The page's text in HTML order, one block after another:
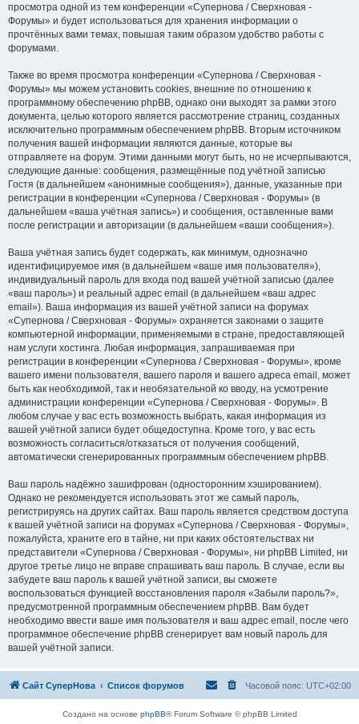
просмотра одной из тем конференции «Супернова / Сверхновая -
Форумы» и будет использоваться для хранения информации о
прочтённых вами темах, повышая таким образом удобство работы с
форумами.
Также во время просмотра конференции «Супернова / Сверхновая -
Форумы» мы можем установить cookies, внешние по отношению к
программному обеспечению phpBB, однако они выходят за рамки этого
документа, целью которого является рассмотрение страниц, созданных
исключительно программным обеспечением phpBB. Вторым источником
получения вашей информации являются данные, которые вы
отправляете на форум. Этими данными могут быть, но не исчерпываются,
следующие данные: сообщения, размещённые под учётной записью
Гостя (в дальнейшем «анонимные сообщения»), данные, указанные при
регистрации в конференции «Супернова / Сверхновая - Форумы» (в
дальнейшем «ваша учётная запись») и сообщения, оставленные вами
после регистрации и авторизации (в дальнейшем «ваши сообщения»).
Ваша учётная запись будет содержать, как минимум, однозначно
идентифицируемое имя (в дальнейшем «ваше имя пользователя»),
индивидуальный пароль для входа под вашей учётной записью (далее
«ваш пароль») и реальный адрес email (в дальнейшем «ваш адрес
email»). Ваша информация из вашей учётной записи на форумах
«Супернова / Сверхновая - Форумы» охраняется законами о защите
компьютерной информации, применяемыми в стране, предоставляющей
нам услуги хостинга. Любая информация, запрашиваемая при
регистрации в конференции «Супернова / Сверхновая - Форумы», кроме
вашего имени пользователя, вашего пароля и вашего адреса email, может
быть как необходимой, так и необязательной ко вводу, на усмотрение
администрации конференции «Супернова / Сверхновая - Форумы». В
любом случае у вас есть возможность выбрать, какая информация из
вашей учётной записи будет общедоступна. Кроме того, у вас есть
возможность согласиться/отказаться от получения сообщений,
автоматически сгенерированных программным обеспечением phpBB.
Ваш пароль надёжно зашифрован (односторонним хэшированием).
Однако не рекомендуется использовать этот же самый пароль,
регистрируясь на других сайтах. Ваш пароль является средством доступа
к вашей учётной записи на форумах «Супернова / Сверхновая - Форумы»,
пожалуйста, храните его в тайне, ни при каких обстоятельствах ни
представители «Супернова / Сверхновая - Форумы», ни phpBB Limited, ни
другое третье лицо не вправе спрашивать ваш пароль. В случае, если вы
забудете ваш пароль к вашей учётной записи, вы сможете
воспользоваться функцией восстановления пароля «Забыли пароль?»,
предусмотренной программным обеспечением phpBB. Вам будет
необходимо ввести ваше имя пользователя и ваш адрес email, после чего
программное обеспечение phpBB сгенерирует вам новый пароль для
вашей учётной записи.
Сайт СуперНова Список форумов Часовой пояс: UTC+02:00
Создано на основе phpBB® Forum Software © phpBB Limited